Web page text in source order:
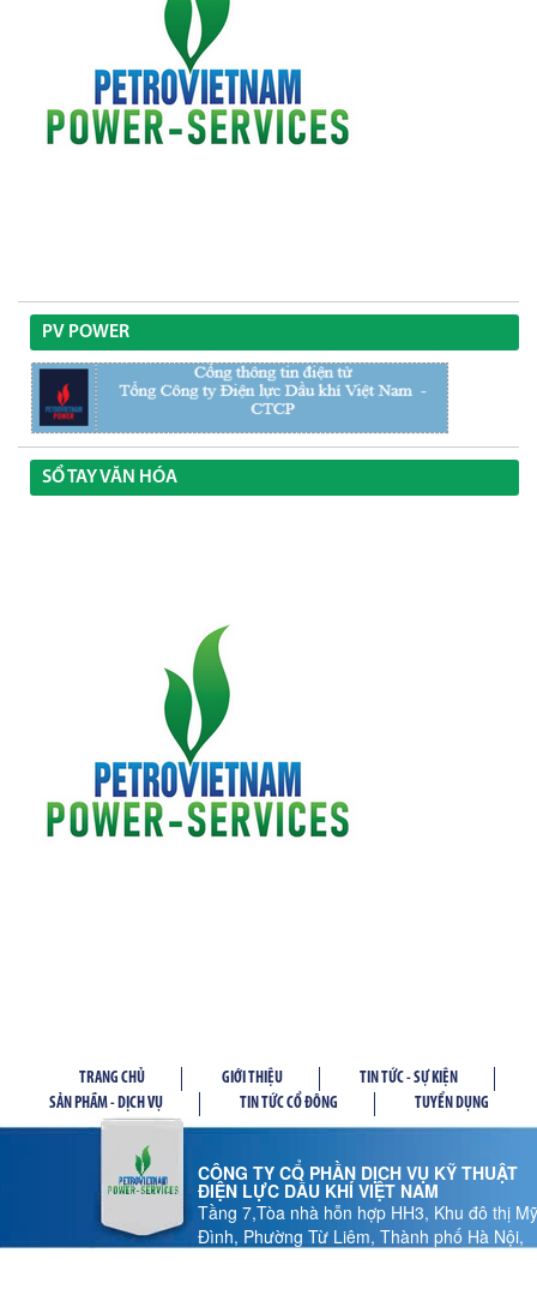
PV POWER
SỔ TAY VĂN HÓA
TRANG CHỦ GIỚI THIỆU
TIN TỨC - SỰ KIỆN
SẢN PHẦM - DỊCH VỤ
TIN TỨC CỔ ĐÔNG TUYỂN DỤNG
CÔNG TY CỔ PHẦN DỊCH VỤ KỸ THUẬT
ĐIỆN LỰC DẦU KHÍ VIỆT NAM
Tầng 7,Tòa nhà hỗn hợp HH3, Khu đô thị Mỹ
Đình, Phường Từ Liêm, Thành phố Hà Nội,